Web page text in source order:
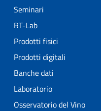
Seminari
RT-Lab
Prodotti fisici
Prodotti digitali
Banche dati
Laboratorio
Osservatorio del Vino